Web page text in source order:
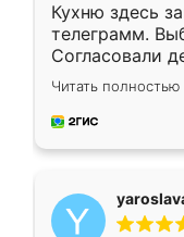
Кухню здесь
телеграмм.
Согласовали
недели кухня
довольны
мебель за
Читать полностью